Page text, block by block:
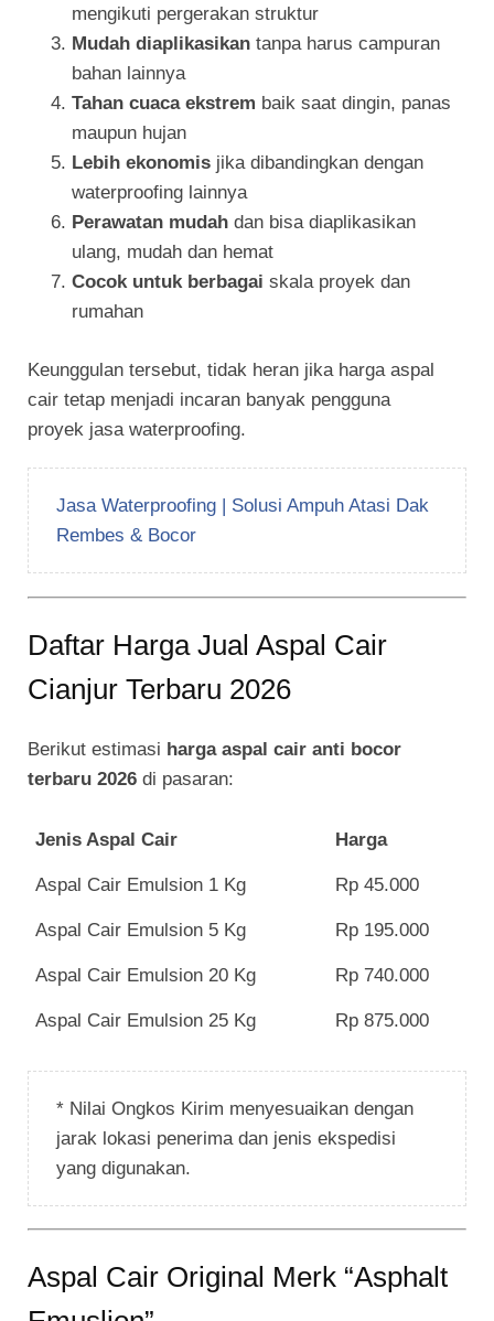
mengikuti pergerakan struktur
Mudah diaplikasikan tanpa harus campuran
bahan lainnya
Tahan cuaca ekstrem baik saat dingin, panas
maupun hujan
Lebih ekonomis jika dibandingkan dengan
waterproofing lainnya
Perawatan mudah dan bisa diaplikasikan
ulang, mudah dan hemat
Cocok untuk berbagai skala proyek dan
rumahan
Keunggulan tersebut, tidak heran jika harga aspal
cair tetap menjadi incaran banyak pengguna
proyek jasa waterproofing.
Jasa Waterproofing | Solusi Ampuh Atasi Dak
Rembes & Bocor
Daftar Harga Jual Aspal Cair
Cianjur Terbaru 2026
Berikut estimasi harga aspal cair anti bocor
terbaru 2026 di pasaran:
Jenis Aspal Cair Harga
Aspal Cair Emulsion 1 Kg Rp 45.000
Aspal Cair Emulsion 5 Kg Rp 195.000
Aspal Cair Emulsion 20 Kg Rp 740.000
Aspal Cair Emulsion 25 Kg Rp 875.000
* Nilai Ongkos Kirim menyesuaikan dengan
jarak lokasi penerima dan jenis ekspedisi
yang digunakan.
Aspal Cair Original Merk “Asphalt